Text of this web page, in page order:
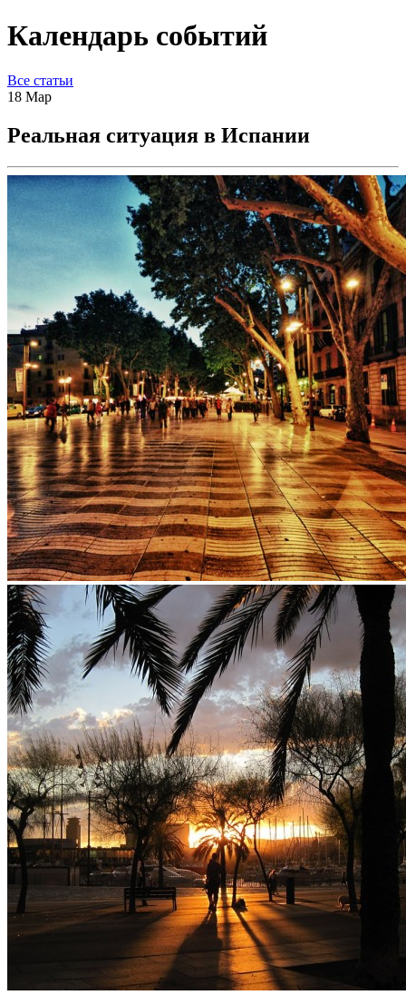
Календарь событий
Все статьи
18 Мар
Реальная ситуация в Испании